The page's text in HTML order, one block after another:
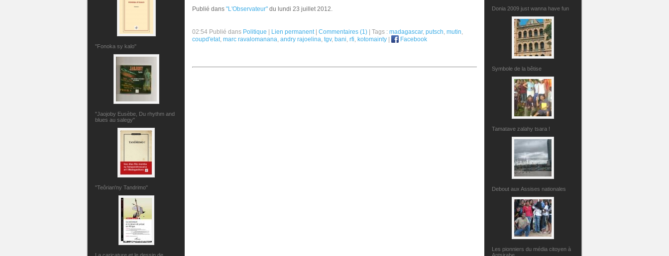
"Fonoka sy kalo"
"Jaojoby Eusèbe, Du rhythm and
blues au salegy"
"Teôrian'ny Tandrimo"
Donia 2009 just wanna have fun
Symbole de la bêtise
Tamatave zalahy tsara !
Debout aux Assises nationales
Les pionniers du média citoyen à
Publié dans "L'Observateur" du lundi 23 juillet 2012.
02:54 Publié dans Politique Lien permanent| Commentaires (1) | Tags : madagascar, putsch, mutin,
coupd'etat, marc ravalomanana, andry rajoelina, tgv, bani, rfi, kotomainty Facebook